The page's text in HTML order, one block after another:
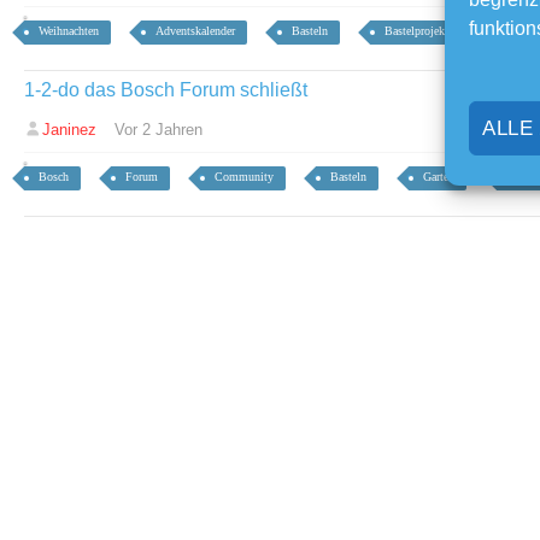
ALLE
Weihnachten Adventskalender Basteln Bastelprojekt Advent
1-2-do das Bosch Forum schließt
Janinez Vor 2 Jahren
Bosch Forum Community Basteln Garten